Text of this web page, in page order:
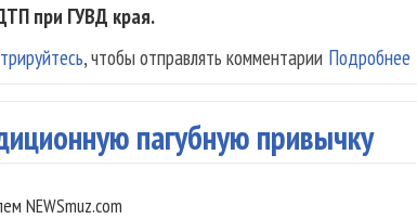
при ГУВД края.
Подробнее
, чтобы отправлять комментарии
пагубную привычку
NEWSmuz.com